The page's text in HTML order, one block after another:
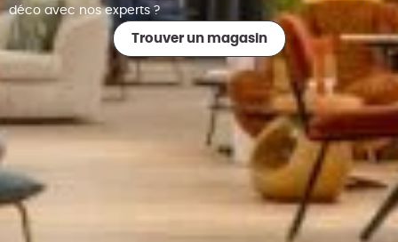
déco avec nos experts ?
Trouver un magasin